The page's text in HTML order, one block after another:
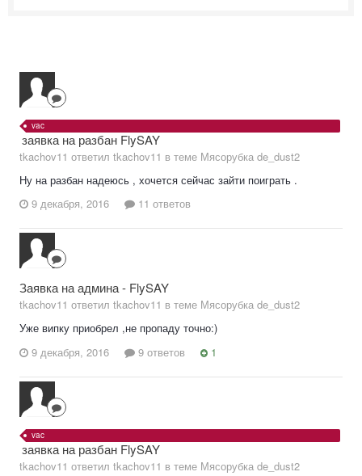
vac
заявка на разбан FlySAY
tkachov11 ответил tkachov11 в теме Мясорубка de_dust2
Ну на разбан надеюсь , хочется сейчас зайти поиграть .
9 декабря, 2016
11 ответов
Заявка на админа - FlySAY
tkachov11 ответил tkachov11 в теме Мясорубка de_dust2
Уже випку приобрел ,не пропаду точно:)
9 декабря, 2016
9 ответов 1
vac
заявка на разбан FlySAY
tkachov11 ответил tkachov11 в теме Мясорубка de_dust2